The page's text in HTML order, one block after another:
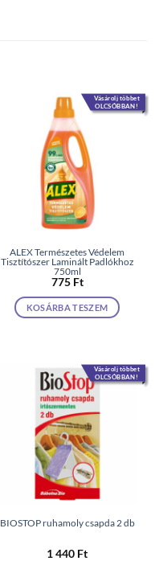
Vásárolj többet
OLCSÓBBAN!
ALEX Természetes Védelem
Tisztítószer Laminált Padlókhoz
750ml
775 Ft
KOSÁRBA TESZEM
Vásárolj többet
OLCSÓBBAN!
BIOSTOP ruhamoly csapda 2 db
1 440 Ft